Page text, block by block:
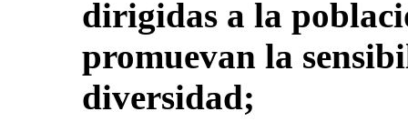
dirigidas a la
promuevan la
diversidad;